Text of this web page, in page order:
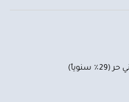
سنوياً)